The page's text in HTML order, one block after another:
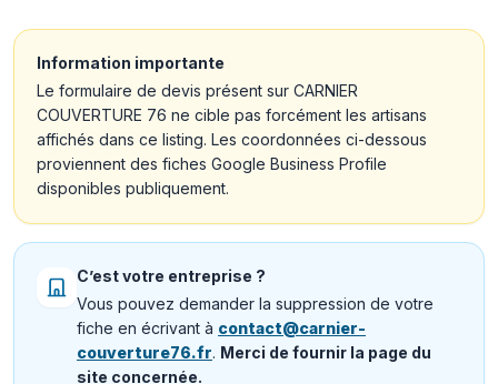
Information importante
Le formulaire de devis présent sur CARNIER
COUVERTURE 76 ne cible pas forcément les artisans
affichés dans ce listing. Les coordonnées ci-dessous
proviennent des fiches Google Business Profile
disponibles publiquement.
C’est votre entreprise ?
Vous pouvez demander la suppression de votre
fiche en écrivant à contact@carnier-
couverture76.fr. Merci de fournir la page du
site concernée.